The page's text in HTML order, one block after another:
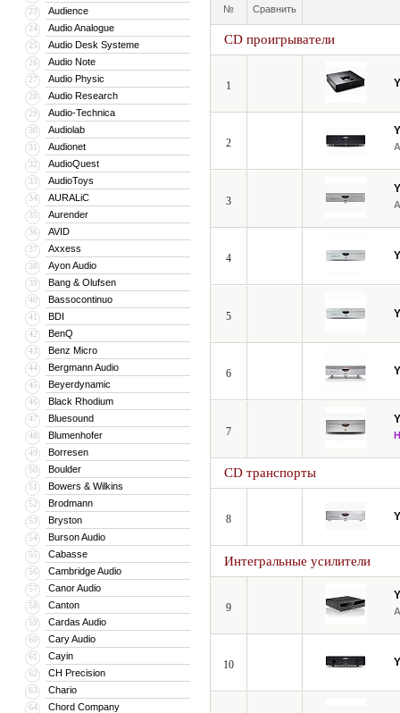
23 Audience
24 Audio Analogue
25 Audio Desk Systeme
26 Audio Note
27 Audio Physic
28 Audio Research
29 Audio-Technica
30 Audiolab
31 Audionet
32 AudioQuest
33 AudioToys
34 AURALiC
35 Aurender
36 AVID
37 Axxess
38 Ayon Audio
39 Bang & Olufsen
40 Bassocontinuo
41 BDI
42 BenQ
43 Benz Micro
44 Bergmann Audio
45 Beyerdynamic
46 Black Rhodium
47 Bluesound
48 Blumenhofer
49 Borresen
50 Boulder
51 Bowers & Wilkins
52 Brodmann
53 Bryston
54 Burson Audio
55 Cabasse
56 Cambridge Audio
57 Canor Audio
58 Canton
59 Cardas Audio
60 Cary Audio
61 Cayin
62 CH Precision
63 Chario
64 Chord Company
№ Сравнить
CD проигрыватели
1
2
3
4
5
6
7
CD транспорты
8
Интегральные усилители
9
10